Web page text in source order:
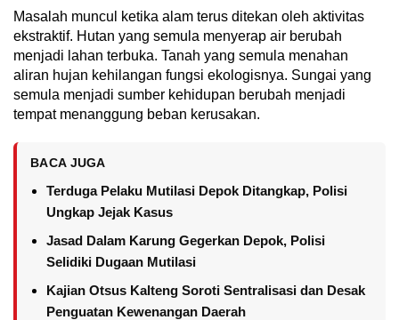
Masalah muncul ketika alam terus ditekan oleh aktivitas
ekstraktif. Hutan yang semula menyerap air berubah
menjadi lahan terbuka. Tanah yang semula menahan
aliran hujan kehilangan fungsi ekologisnya. Sungai yang
semula menjadi sumber kehidupan berubah menjadi
tempat menanggung beban kerusakan.
BACA JUGA
Terduga Pelaku Mutilasi Depok Ditangkap, Polisi
Ungkap Jejak Kasus
Jasad Dalam Karung Gegerkan Depok, Polisi
Selidiki Dugaan Mutilasi
Kajian Otsus Kalteng Soroti Sentralisasi dan Desak
Penguatan Kewenangan Daerah